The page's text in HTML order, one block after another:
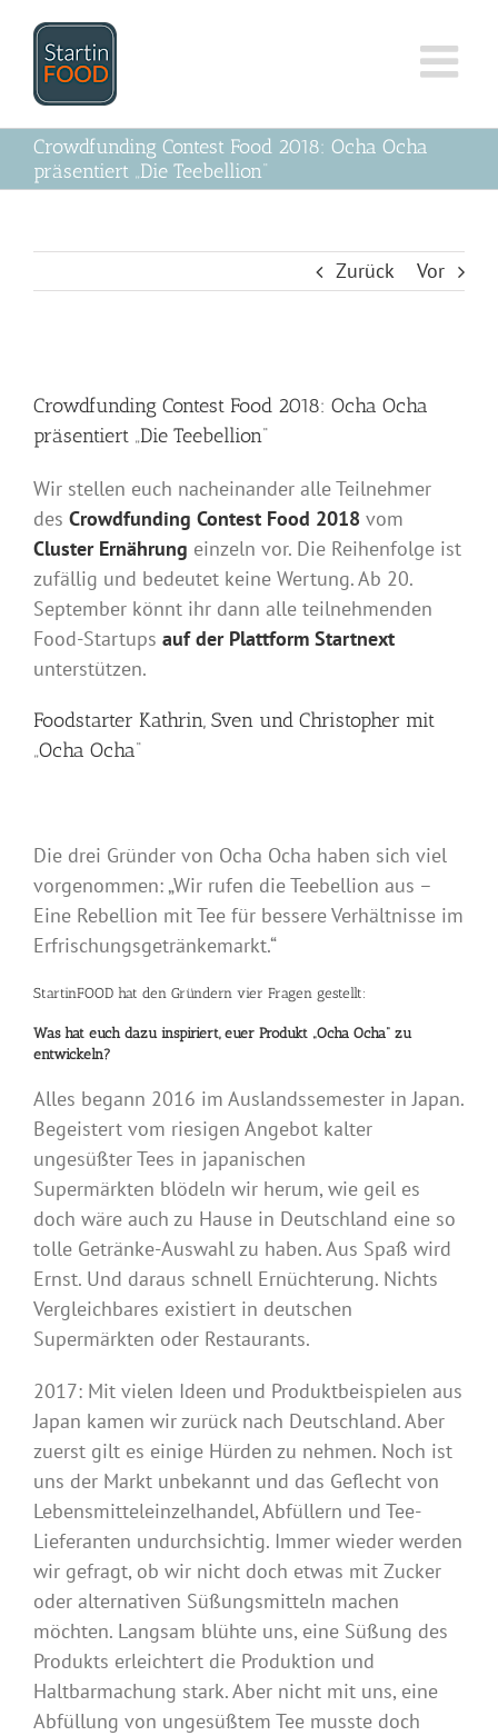
Inhalt
springen
Crowdfunding Contest Food 2018: Ocha Ocha
präsentiert „Die Teebellion“
Zurück Vor
grösseres
Bild
Crowdfunding Contest Food 2018: Ocha Ocha
präsentiert „Die Teebellion“
Wir stellen euch nacheinander alle Teilnehmer
des Crowdfunding Contest Food 2018 vom
Cluster Ernährung einzeln vor. Die Reihenfolge ist
zufällig und bedeutet keine Wertung. Ab 20.
September könnt ihr dann alle teilnehmenden
Food-Startups auf der Plattform Startnext
unterstützen.
Foodstarter Kathrin, Sven und Christopher mit
„Ocha Ocha“
Die drei Gründer von Ocha Ocha haben sich viel
vorgenommen: „Wir rufen die Teebellion aus –
Eine Rebellion mit Tee für bessere Verhältnisse im
Erfrischungsgetränkemarkt.“
StartinFOOD hat den Gründern vier Fragen gestellt:
Was hat euch dazu inspiriert, euer Produkt „Ocha Ocha“ zu
entwickeln?
Alles begann 2016 im Auslandssemester in Japan.
Begeistert vom riesigen Angebot kalter
ungesüßter Tees in japanischen
Supermärkten blödeln wir herum, wie geil es
doch wäre auch zu Hause in Deutschland eine so
tolle Getränke-Auswahl zu haben. Aus Spaß wird
Ernst. Und daraus schnell Ernüchterung. Nichts
Vergleichbares existiert in deutschen
Supermärkten oder Restaurants.
2017: Mit vielen Ideen und Produktbeispielen aus
Japan kamen wir zurück nach Deutschland. Aber
zuerst gilt es einige Hürden zu nehmen. Noch ist
uns der Markt unbekannt und das Geflecht von
Lebensmitteleinzelhandel, Abfüllern und Tee-
Lieferanten undurchsichtig. Immer wieder werden
wir gefragt, ob wir nicht doch etwas mit Zucker
oder alternativen Süßungsmitteln machen
möchten. Langsam blühte uns, eine Süßung des
Produkts erleichtert die Produktion und
Haltbarmachung stark. Aber nicht mit uns, eine
Abfüllung von ungesüßtem Tee musste doch